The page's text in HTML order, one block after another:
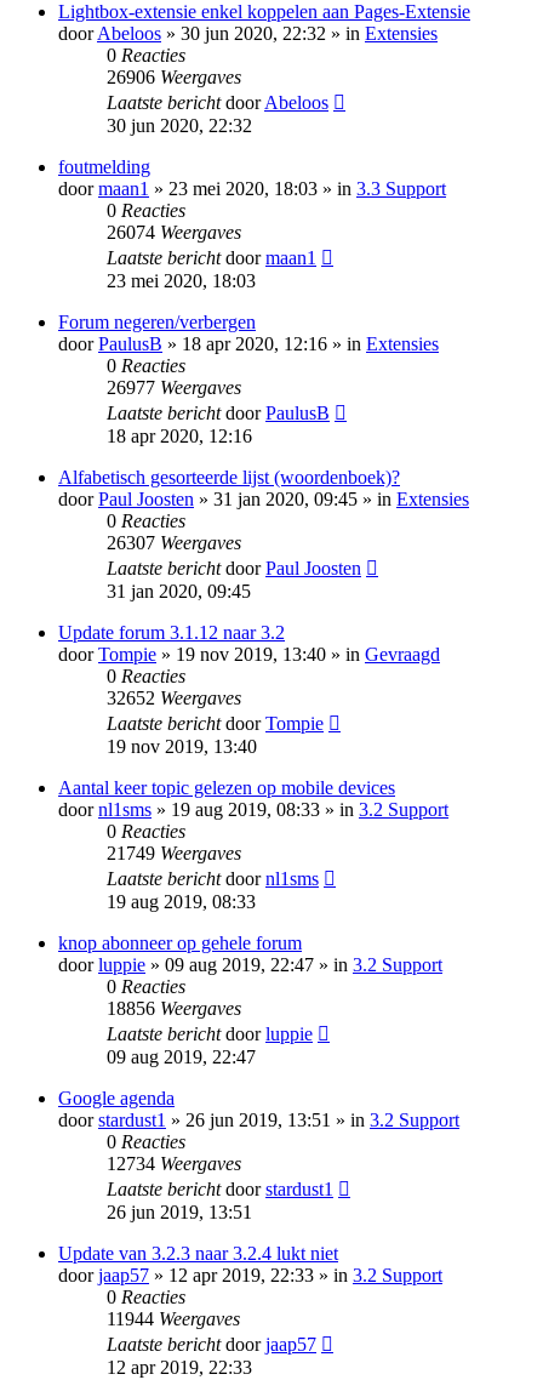
Lightbox-extensie enkel koppelen aan Pages-Extensie
doorAbeloos » 30 jun 2020, 22:32 » in Extensies
0 Reacties
26906 Weergaves
Laatste berichtdoorAbeloos
30 jun 2020, 22:32
foutmelding
doormaan1 » 23 mei 2020, 18:03 » in 3.3 Support
0 Reacties
26074 Weergaves
Laatste berichtdoormaan1
23 mei 2020, 18:03
Forum negeren/verbergen
doorPaulusB » 18 apr 2020, 12:16 » in Extensies
0 Reacties
26977 Weergaves
Laatste berichtdoorPaulusB
18 apr 2020, 12:16
Alfabetisch gesorteerde lijst (woordenboek)?
doorPaul Joosten » 31 jan 2020, 09:45 » in Extensies
0 Reacties
26307 Weergaves
Laatste berichtdoorPaul Joosten
31 jan 2020, 09:45
Update forum 3.1.12 naar 3.2
doorTompie » 19 nov 2019, 13:40 » in Gevraagd
0 Reacties
32652 Weergaves
Laatste berichtdoorTompie
19 nov 2019, 13:40
Aantal keer topic gelezen op mobile devices
doornl1sms » 19 aug 2019, 08:33 » in 3.2 Support
0 Reacties
21749 Weergaves
Laatste berichtdoornl1sms
19 aug 2019, 08:33
knop abonneer op gehele forum
doorluppie » 09 aug 2019, 22:47 » in 3.2 Support
0 Reacties
18856 Weergaves
Laatste berichtdoorluppie
09 aug 2019, 22:47
Google agenda
doorstardust1 » 26 jun 2019, 13:51 » in 3.2 Support
0 Reacties
12734 Weergaves
Laatste berichtdoorstardust1
26 jun 2019, 13:51
Update van 3.2.3 naar 3.2.4 lukt niet
doorjaap57 » 12 apr 2019, 22:33 » in 3.2 Support
0 Reacties
11944 Weergaves
Laatste berichtdoorjaap57
12 apr 2019, 22:33